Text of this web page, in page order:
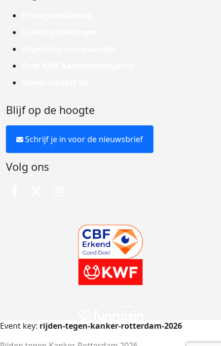
Blijf op de hoogte
Schrijf je in voor de nieuwsbrief
Volg ons
Event key: rijden-tegen-kanker-rotterdam-2026